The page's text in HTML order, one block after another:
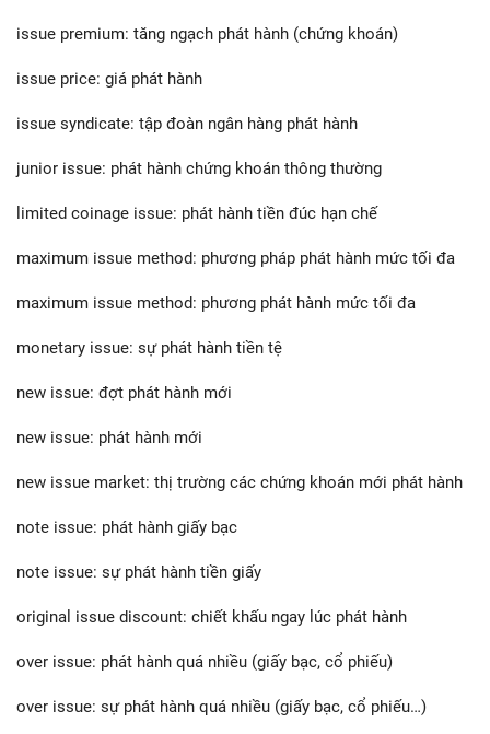
issue premium: tăng ngạch phát hành (chứng khoán)
issue price: giá phát hành
issue syndicate: tập đoàn ngân hàng phát hành
junior issue: phát hành chứng khoán thông thường
limited coinage issue: phát hành tiền đúc hạn chế
maximum issue method: phương pháp phát hành mức tối đa
maximum issue method: phương phát hành mức tối đa
monetary issue: sự phát hành tiền tệ
new issue: đợt phát hành mới
new issue: phát hành mới
new issue market: thị trường các chứng khoán mới phát hành
note issue: phát hành giấy bạc
note issue: sự phát hành tiền giấy
original issue discount: chiết khấu ngay lúc phát hành
over issue: phát hành quá nhiều (giấy bạc, cổ phiếu)
over issue: sự phát hành quá nhiều (giấy bạc, cổ phiếu…)